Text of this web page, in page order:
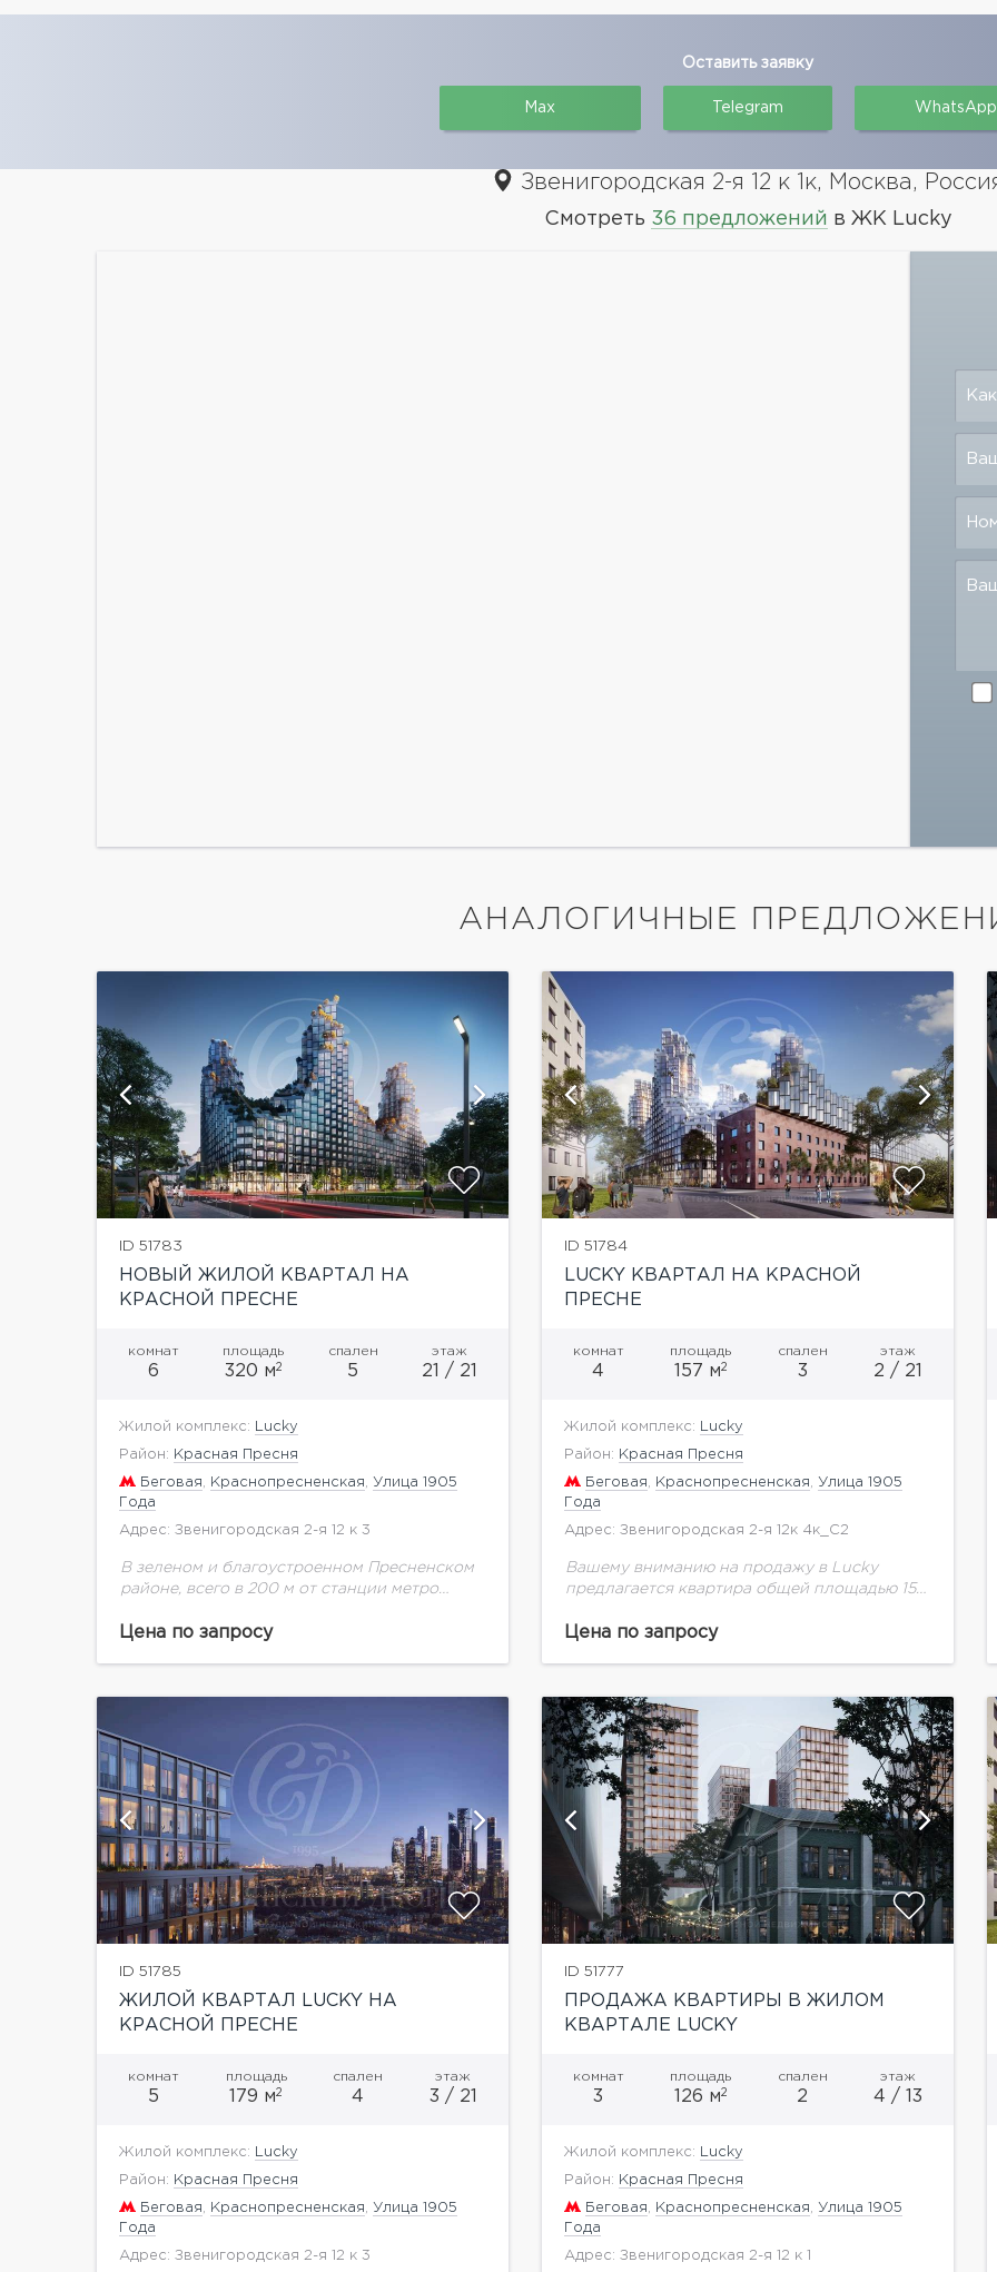
Оставить заявку
Max Telegram WhatsApp
Звенигородская 2-я 12 к 1к, Москва,
Смотреть 36 предложений в ЖК Lucky
АНАЛОГИЧНЫЕ
ID 51783
НОВЫЙ ЖИЛОЙ КВАРТАЛ НА
КРАСНОЙ ПРЕСНЕ
комнат
6
площадь
320 м2
спален
5
этаж
21 / 21
Жилой комплекс: Lucky
Район: Красная Пресня
Беговая Краснопресненская
Улица 1905
Года
Адрес: Звенигородская 2-я 12 к 3
В зеленом и благоустроенном Пресненском
районе, всего в 200 м от станции метро
проект комплексной застройки – жилой
Цена по запросу
показать ещё 10 фотографий
ID 51784
LUCKY КВАРТАЛ НА КРАСНОЙ
ПРЕСНЕ
комнат
4
площадь
157 м2
спален
3
этаж
2 / 21
Жилой комплекс: Lucky
Район: Красная Пресня
Беговая Краснопресненская
Улица 1905
Года
Адрес: Звенигородская 2-я 12к 4к_С2
Вашему вниманию на продажу в Lucky
предлагается квартира общей площадью 157
зеленом и благоустроенном Пресненском
Цена по запросу
показать ещё 7 фотографий
ID 51785
ЖИЛОЙ КВАРТАЛ LUCKY НА
КРАСНОЙ ПРЕСНЕ
комнат
5
площадь
179 м2
спален
4
этаж
3 / 21
Жилой комплекс: Lucky
Район: Красная Пресня
Беговая Краснопресненская
Улица 1905
Года
Адрес: Звенигородская 2-я 12 к 3
показать ещё 4 фотографии
ID 51777
ПРОДАЖА КВАРТИРЫ В ЖИЛОМ
КВАРТАЛЕ LUCKY
комнат
3
площадь
126 м2
спален
2
этаж
4 / 13
Жилой комплекс: Lucky
Район: Красная Пресня
Беговая Краснопресненская
Улица 1905
Года
Адрес: Звенигородская 2-я 12 к 1
показать ещё 6 фотографий